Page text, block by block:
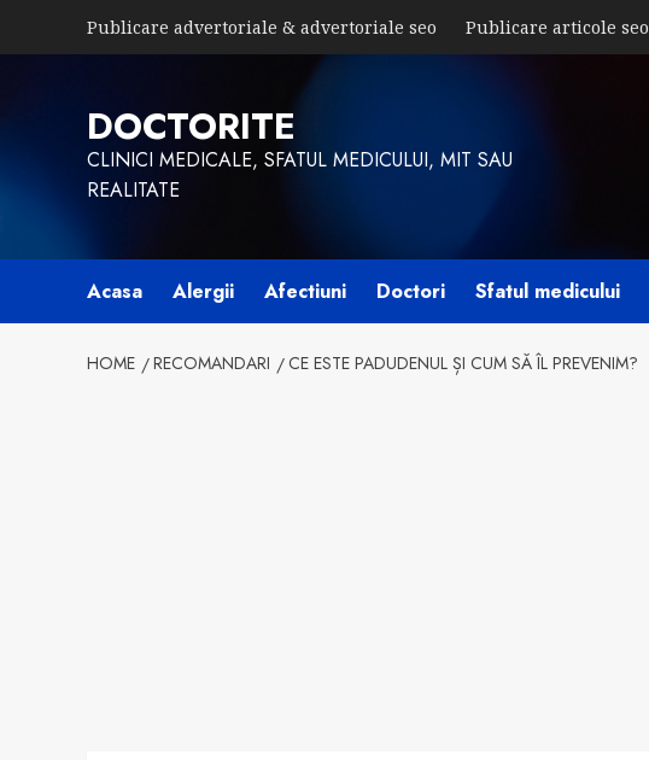
Publicare advertoriale & advertoriale seo Publicare articole seo
DOCTORITE
CLINICI MEDICALE, SFATUL MEDICULUI, MIT SAU
REALITATE
Acasa Alergii Afectiuni Doctori Sfatul medicului
HOME RECOMANDARI CE ESTE PADUDENUL ȘI CUM SĂ ÎL PREVENIM?